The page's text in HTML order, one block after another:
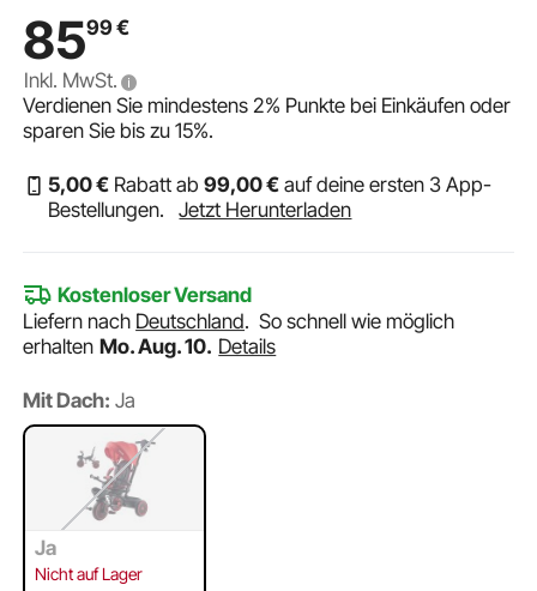
8599€
Inkl. MwSt.
Verdienen Sie mindestens2% Punkte bei Einkäufen oder
sparen Sie bis zu15%.
5,00€ Rabatt ab99,00€ auf deine ersten 3 App-
Bestellungen.
Jetzt Herunterladen
Kostenloser Versand
Liefern nach Deutschland.So schnell wie möglich
erhalten Mo. Aug. 10. Details
Mit Dach: Ja
Ja
Nicht auf Lager